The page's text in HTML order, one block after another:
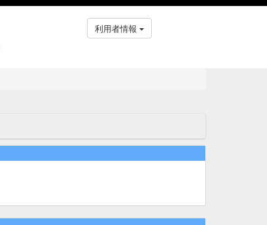
利用者情報